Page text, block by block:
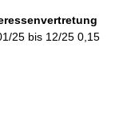
25 bis 12/25 0,15